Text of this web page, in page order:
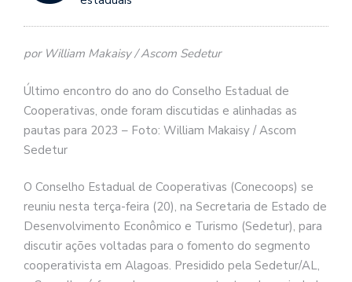
por William Makaisy / Ascom Sedetur
Último encontro do ano do Conselho Estadual de
Cooperativas, onde foram discutidas e alinhadas as
pautas para 2023 – Foto: William Makaisy / Ascom
Sedetur
O Conselho Estadual de Cooperativas (Conecoops) se
reuniu nesta terça-feira (20), na Secretaria de Estado de
Desenvolvimento Econômico e Turismo (Sedetur), para
discutir ações voltadas para o fomento do segmento
cooperativista em Alagoas. Presidido pela Sedetur/AL,